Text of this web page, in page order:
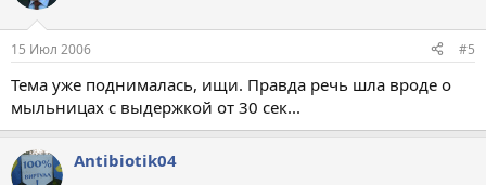
15 Июл 2006 #5
Тема уже поднималась, ищи. Правда речь шла вроде о
мыльницах с выдержкой от 30 сек...
Antibiotik04